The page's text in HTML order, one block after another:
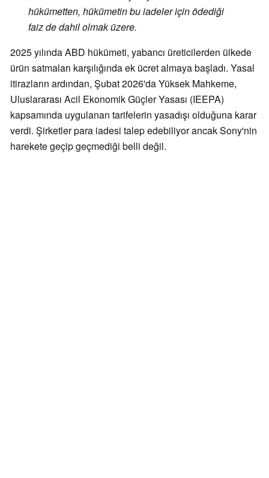
hükümetten, hükümetin bu iadeler için ödediği
faiz de dahil olmak üzere.
2025 yılında ABD hükümeti, yabancı üreticilerden ülkede
ürün satmaları karşılığında ek ücret almaya başladı. Yasal
itirazların ardından, Şubat 2026'da Yüksek Mahkeme,
Uluslararası Acil Ekonomik Güçler Yasası (IEEPA)
kapsamında uygulanan tarifelerin yasadışı olduğuna karar
verdi. Şirketler para iadesi talep edebiliyor ancak Sony'nin
harekete geçip geçmediği belli değil.